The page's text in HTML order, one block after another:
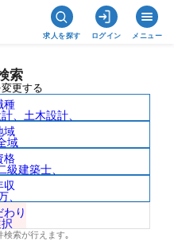
求人を探す ログイン メニュー
索
更する
種
、土木設計、
域
域
格
建築士、
収
、
わり
索が行えます｡
ヤマの求人検索結
覧